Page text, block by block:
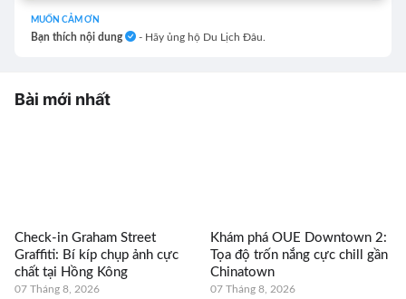
MUỐN CẢM ƠN
Bạn thích nội dung - Hãy ủng hộ Du Lịch Đâu.
Bài mới nhất
Check-in Graham Street
Graffiti: Bí kíp chụp ảnh cực
chất tại Hồng Kông
07 Tháng 8, 2026
Khám phá OUE Downtown 2:
Tọa độ trốn nắng cực chill gần
Chinatown
07 Tháng 8, 2026